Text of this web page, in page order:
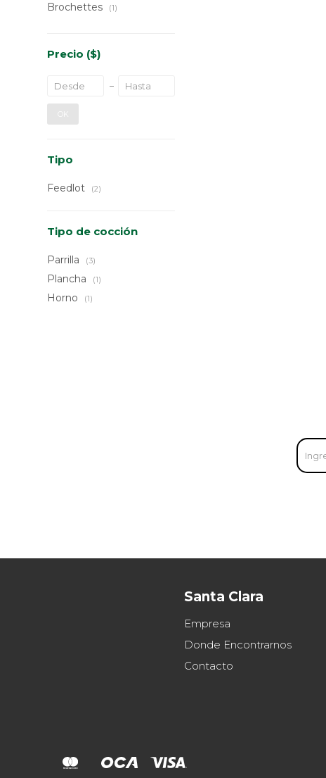
Brochettes (1)
Precio ($)
OK
Tipo
Feedlot (2)
Tipo de cocción
Parrilla (3)
Plancha (1)
Horno (1)
Santa Clara
Empresa
Donde Encontrarnos
Contacto